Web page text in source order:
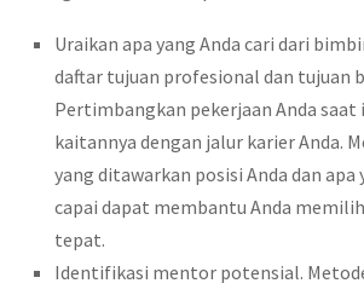
Uraikan apa yang Anda cari dari
daftar tujuan profesional dan tujuan
Pertimbangkan pekerjaan Anda saat
kaitannya dengan jalur karier Anda.
yang ditawarkan posisi Anda dan apa
capai dapat membantu Anda
tepat.
Identifikasi mentor potensial.